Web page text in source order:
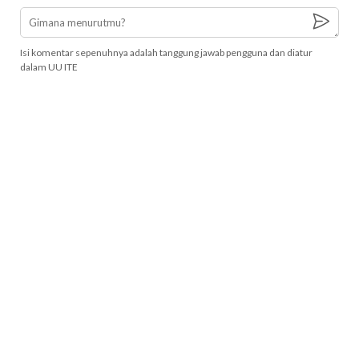
Isi komentar sepenuhnya adalah tanggung jawab pengguna dan diatur
dalam UU ITE